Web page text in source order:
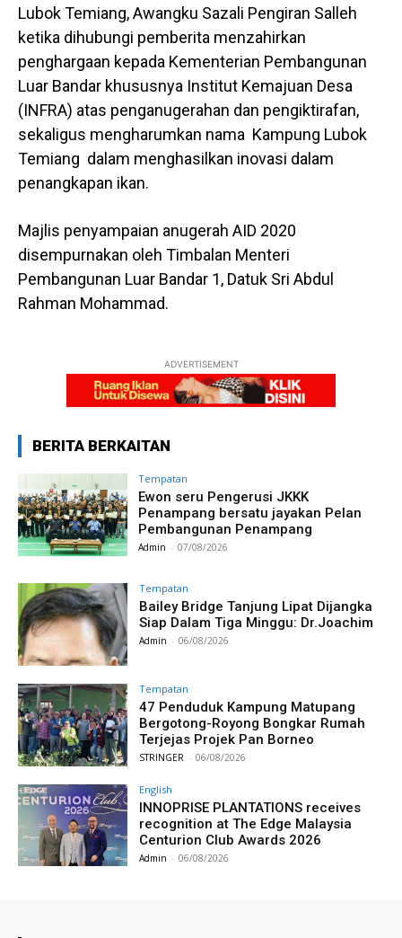
Lubok Temiang, Awangku Sazali Pengiran Salleh
ketika dihubungi pemberita menzahirkan
penghargaan kepada Kementerian Pembangunan
Luar Bandar khususnya Institut Kemajuan Desa
(INFRA) atas penganugerahan dan pengiktirafan,
sekaligus mengharumkan nama Kampung Lubok
Temiang dalam menghasilkan inovasi dalam
penangkapan ikan.
Majlis penyampaian anugerah AID 2020
disempurnakan oleh Timbalan Menteri
Pembangunan Luar Bandar 1, Datuk Sri Abdul
Rahman Mohammad.
ADVERTISEMENT
BERITA BERKAITAN
Tempatan
Ewon seru Pengerusi JKKK
Penampang bersatu jayakan Pelan
Pembangunan Penampang
Admin - 07/08/2026
Tempatan
Bailey Bridge Tanjung Lipat Dijangka
Siap Dalam Tiga Minggu: Dr.Joachim
Admin - 06/08/2026
Tempatan
47 Penduduk Kampung Matupang
Bergotong-Royong Bongkar Rumah
Terjejas Projek Pan Borneo
STRINGER - 06/08/2026
English
INNOPRISE PLANTATIONS receives
recognition at The Edge Malaysia
Centurion Club Awards 2026
Admin - 06/08/2026